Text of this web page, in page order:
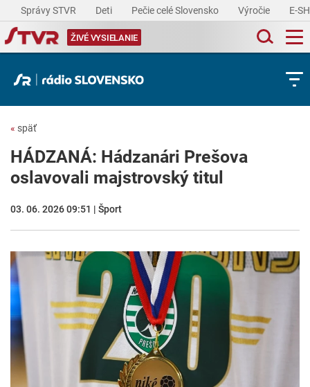
Správy STVR Deti Pečie celé Slovensko Výročie E-
ŽIVÉ VYSIELANIE
« späť
HÁDZANÁ: Hádzanári Prešova
oslavovali majstrovský titul
03. 06. 2026 09:51 | Šport